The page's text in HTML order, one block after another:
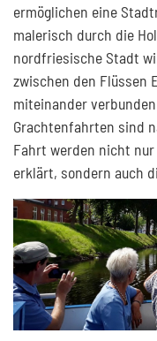
ermöglichen eine
malerisch durch die
nordfriesische Stadt
zwischen den Flüssen
miteinander
Grachtenfahrten sind
Fahrt werden nicht
erklärt, sondern auch